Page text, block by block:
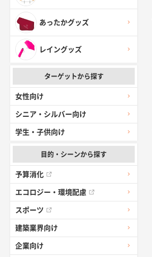
あったかグッズ
レイングッズ
ターゲットから探す
女性向け
シニア・シルバー向け
学生・子供向け
目的・シーンから探す
予算消化
エコロジー・環境配慮
スポーツ
建築業界向け
企業向け